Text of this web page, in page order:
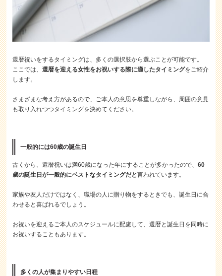
還暦祝いをするタイミングは、多くの選択肢から選ぶことが可能です。
ここでは、還暦を迎える女性をお祝いする際に適したタイミングをご紹介
します。
さまざまな考え方があるので、ご本人の意思を尊重しながら、周囲の意見
も取り入れつつタイミングを決めてください。
一般的には60歳の誕生日
古くから、還暦祝いは満60歳になった年にすることが多かったので、60
歳の誕生日が一般的にベストなタイミングだと言われています。
家族や友人だけではなく、職場の人に贈り物をするときでも、誕生日に合
わせると喜ばれるでしょう。
お祝いを迎えるご本人のスケジュールに配慮して、還暦と誕生日を同時に
お祝いすることもあります。
多くの人が集まりやすい日程